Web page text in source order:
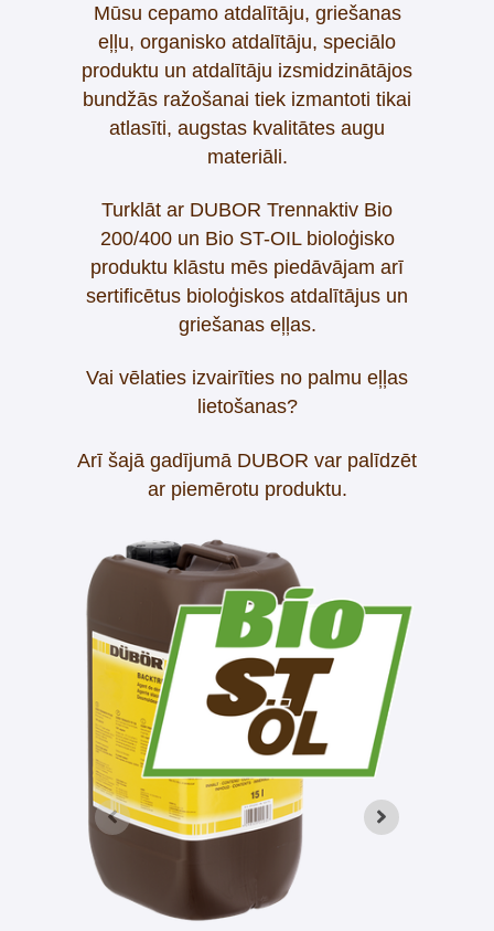
Mūsu cepamo atdalītāju, griešanas
eļļu, organisko atdalītāju, speciālo
produktu un atdalītāju izsmidzinātājos
bundžās ražošanai tiek izmantoti tikai
atlasīti, augstas kvalitātes augu
materiāli.
Turklāt ar DUBOR Trennaktiv Bio
200/400 un Bio ST-OIL bioloģisko
produktu klāstu mēs piedāvājam arī
sertificētus bioloģiskos atdalītājus un
griešanas eļļas.
Vai vēlaties izvairīties no palmu eļļas
lietošanas?
Arī šajā gadījumā DUBOR var palīdzēt
ar piemērotu produktu.